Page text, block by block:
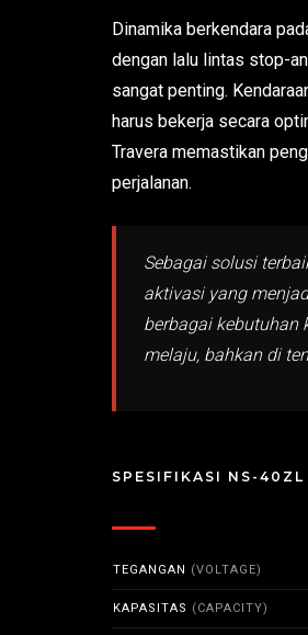
Dinamika berkendara
dengan lalu lintas stop-
sangat penting.
harus bekerja secara
Travera memastikan
perjalanan.
Sebagai solusi
aktivasi yang
berbagai kebutuhan
melaju, bahkan di
SPESIFIKASI NS-40ZL
TEGANGAN (VOLTAGE)
KAPASITAS (CAPACITY)